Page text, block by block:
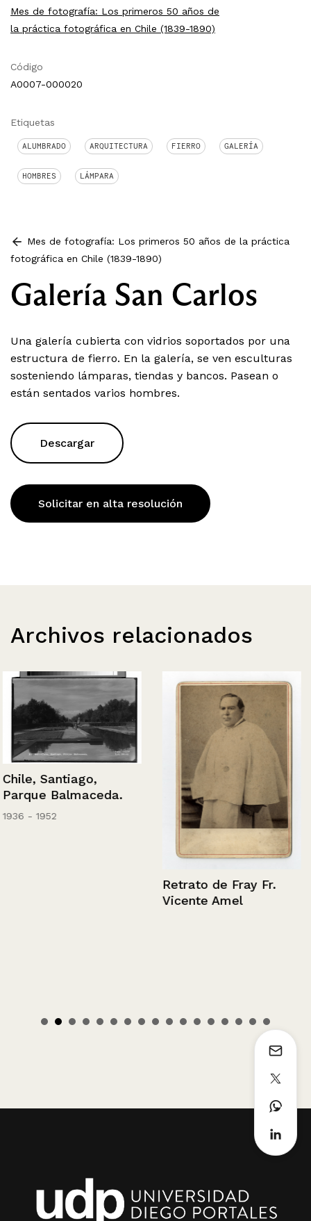
Mes de fotografía: Los primeros 50 años de
la práctica fotográfica en Chile (1839-1890)
Código
A0007-000020
Etiquetas
ALUMBRADO ARQUITECTURA FIERRO GALERÍA
HOMBRES LÁMPARA
Mes de fotografía: Los primeros 50 años de la práctica
fotográfica en Chile (1839-1890)
Galería San Carlos
Una galería cubierta con vidrios soportados por una
estructura de fierro. En la galería, se ven esculturas
sosteniendo lámparas, tiendas y bancos. Pasean o
están sentados varios hombres.
Descargar
Solicitar en alta resolución
Archivos relacionados
Chile, Santiago,
Parque Balmaceda.
1936 - 1952
Retrato de Fray Fr.
Vicente Amel